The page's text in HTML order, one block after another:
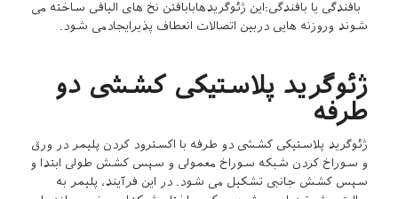
بافندگی یا بافندگی:این ژئوگریدهابابافتن نخ های الیافی ساخته می
شوند وروزنه هایی دربین اتصالات انعطاف پذیرایجادمی شود.
ژئوگرید پلاستیکی کششی دو
طرفه
ژئوگرید پلاستیکی کششی دو طرفه با اکسترود کردن پلیمر در ورق
و سوراخ کردن شبکه سوراخ معمولی و سپس کشش طولی ابتدا و
سپس کشش جانبی تشکیل می شود. در این فرآیند، پلیمر به